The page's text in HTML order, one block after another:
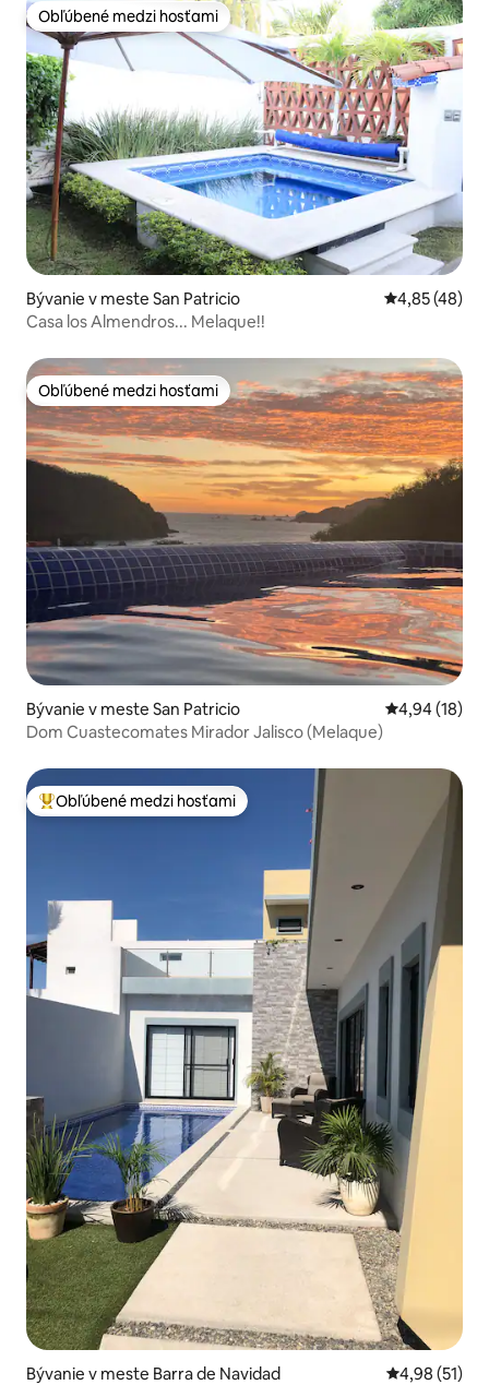
Obľúbené medzi hosťami
Obľúbené medzi hosťami
Bývanie v meste San Patricio Priemerné
4,85 (48)
Casa los Almendros... Melaque!!
Obľúbené medzi hosťami
Obľúbené medzi hosťami
Bývanie v meste San Patricio Priemerné
4,94 (18)
Dom Cuastecomates Mirador Jalisco (Melaque)
Najobľúbenejšie medzi hosťami
Obľúbené medzi hosťami
Bývanie v meste Barra de Navidad Priemerné
4,98 (51)